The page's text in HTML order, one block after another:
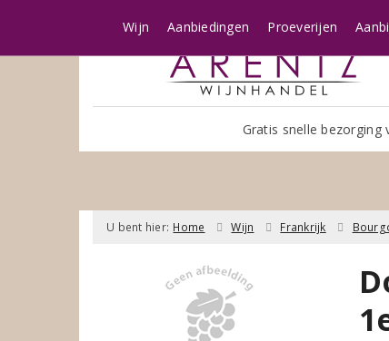
Gratis snelle bezorging
Wijn Aanbiedingen Proeverijen
U bent hier: Home Wijn Frankrijk